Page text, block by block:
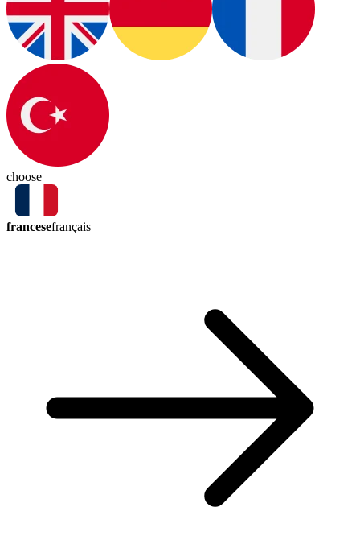
choose
francesefrançais